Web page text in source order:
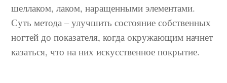
шеллаком, лаком, наращенными элементами.
Суть метода – улучшить состояние собственных
ногтей до показателя, когда окружающим начнет
казаться, что на них искусственное покрытие.